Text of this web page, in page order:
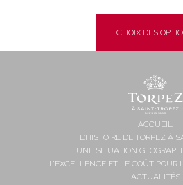
CHOIX DES
ACCUEIL
L’HISTOIRE DE TORPEZ À
UNE SITUATION
L’EXCELLENCE ET LE GOÛT POUR
ACTUALITÉS